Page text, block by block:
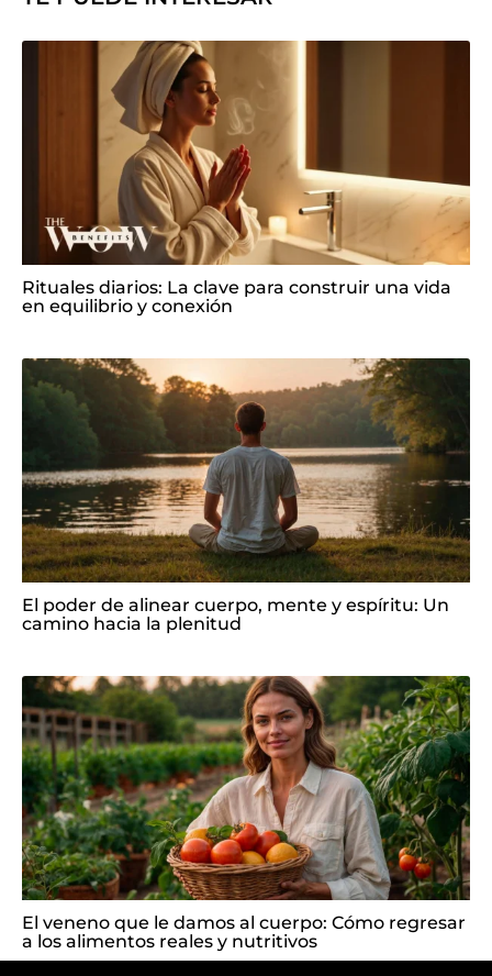
Rituales diarios: La clave para construir una vida
en equilibrio y conexión
El poder de alinear cuerpo, mente y espíritu: Un
camino hacia la plenitud
El veneno que le damos al cuerpo: Cómo regresar
a los alimentos reales y nutritivos